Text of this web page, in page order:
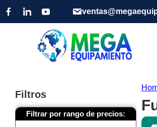
Filtros
Filtrar por rango de precios: